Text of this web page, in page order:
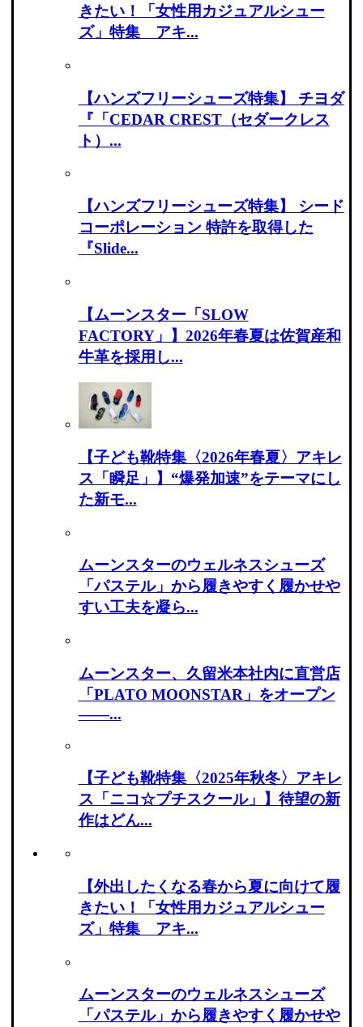
きたい！「女性用カジュアルシュー
ズ」特集 アキ...
【ハンズフリーシューズ特集】 チヨダ
『「CEDAR CREST（セダークレス
ト）...
【ハンズフリーシューズ特集】 シード
コーポレーション 特許を取得した
『Slide...
【ムーンスター「SLOW
FACTORY」】2026年春夏は佐賀産和
牛革を採用し...
【子ども靴特集〈2026年春夏〉アキレ
ス「瞬足」】“爆発加速”をテーマにし
た新モ...
ムーンスターのウェルネスシューズ
「パステル」から履きやすく履かせや
すい工夫を凝ら...
ムーンスター、久留米本社内に直営店
「PLATO MOONSTAR」をオープン
――...
【子ども靴特集〈2025年秋冬〉アキレ
ス「ニコ☆プチスクール」】待望の新
作はどん...
【外出したくなる春から夏に向けて履
きたい！「女性用カジュアルシュー
ズ」特集 アキ...
ムーンスターのウェルネスシューズ
「パステル」から履きやすく履かせや